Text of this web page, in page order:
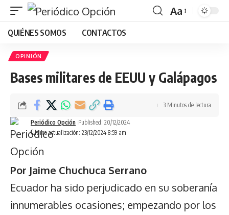
Font
Aa
QUIÉNES SOMOS CONTACTOS
OPINIÓN
Bases militares de EEUU y Galápagos
Última actualización: 23/12/2024 8:59 am
Periódico Opción Published: 20/12/2024
3 Minutos de lectura
Por Jaime Chuchuca Serrano
Ecuador ha sido perjudicado en su soberanía
innumerables ocasiones; empezando por los